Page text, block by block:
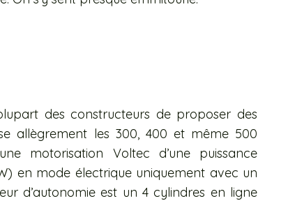
des constructeurs de proposer des
allègrement les 300, 400 et même 500
motorisation Voltec d’une puissance
en mode électrique uniquement avec un
d’autonomie est un 4 cylindres en ligne